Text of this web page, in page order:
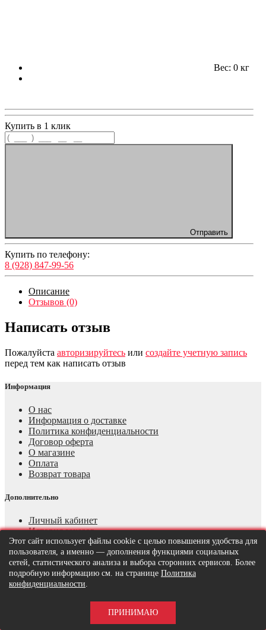
Вес: 0 кг
Купить в 1 клик
Отправить
Купить по телефону:
8 (928) 847-99-56
Описание
Отзывов (0)
Написать отзыв
Пожалуйста авторизируйтесь или создайте учетную запись
перед тем как написать отзыв
Информация
О нас
Информация о доставке
Политика конфиденциальности
Договор оферта
О магазине
Оплата
Возврат товара
Дополнительно
Личный кабинет
История заказов
Рассылка
Производитель
Подарочные сертификаты
Партнёрская программа
Акции
Этот сайт использует файлы cookie с целью повышения удобства для
пользователя, а именно — дополнения функциями социальных
сетей, статистического анализа и выбора сторонних сервисов. Более
подробную информацию см. на странице Политика
конфиденциальности.
ПРИНИМАЮ